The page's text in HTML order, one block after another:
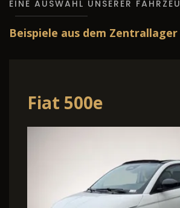
EINE AUSWAHL UNSERER
Beispiele aus dem Zentrallager
Fiat 500e